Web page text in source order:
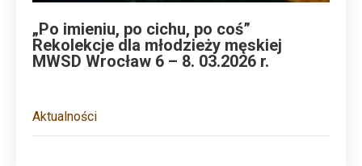
„Po imieniu, po cichu, po coś”
Rekolekcje dla młodzieży męskiej
MWSD Wrocław 6 – 8. 03.2026 r.
Aktualności